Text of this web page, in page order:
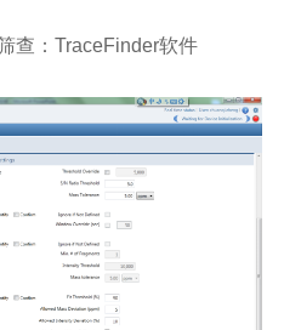
查： TraceFinder软件